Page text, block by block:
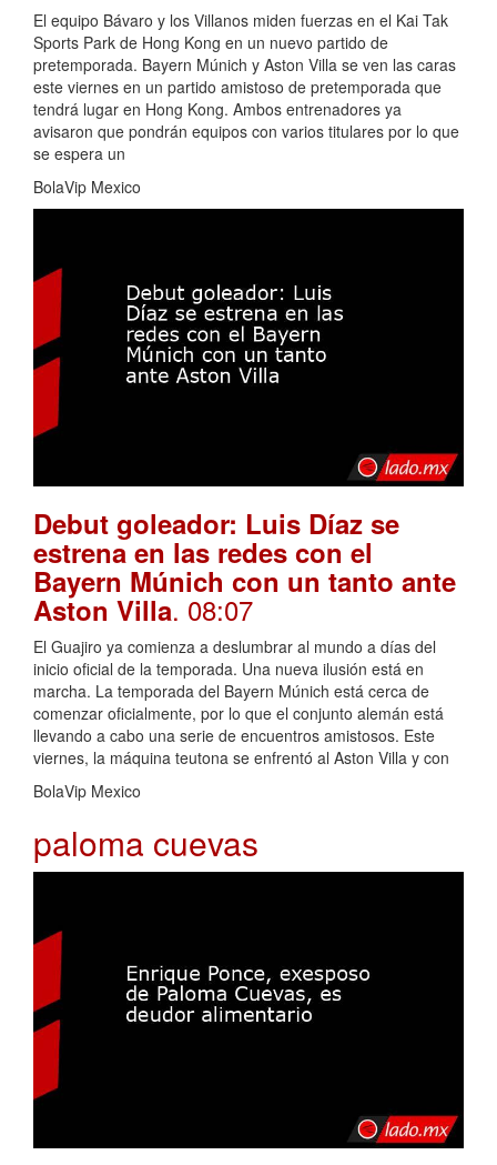
El equipo Bávaro y los Villanos miden fuerzas en el Kai Tak
Sports Park de Hong Kong en un nuevo partido de
pretemporada. Bayern Múnich y Aston Villa se ven las caras
este viernes en un partido amistoso de pretemporada que
tendrá lugar en Hong Kong. Ambos entrenadores ya
avisaron que pondrán equipos con varios titulares por lo que
se espera un
BolaVip Mexico
Debut goleador: Luis Díaz se
estrena en las redes con el
Bayern Múnich con un tanto ante
Aston Villa. 08:07
El Guajiro ya comienza a deslumbrar al mundo a días del
inicio oficial de la temporada. Una nueva ilusión está en
marcha. La temporada del Bayern Múnich está cerca de
comenzar oficialmente, por lo que el conjunto alemán está
llevando a cabo una serie de encuentros amistosos. Este
viernes, la máquina teutona se enfrentó al Aston Villa y con
BolaVip Mexico
paloma cuevas